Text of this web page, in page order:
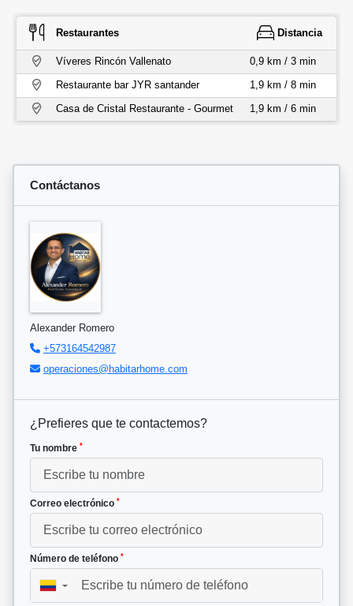
Restaurantes Distancia
Víveres Rincón Vallenato
0,9 km / 3 min
Restaurante bar JYR santander
1,9 km / 8 min
Casa de Cristal Restaurante - Gourmet
1,9 km / 6 min
Contáctanos
Alexander Romero
+573164542987
operaciones@habitarhome.com
¿Prefieres que te contactemos?
Tu nombre *
Correo electrónico *
Número de teléfono *
▼